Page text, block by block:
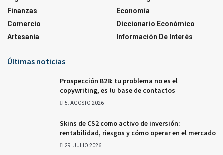
Finanzas
Comercio
Artesanía
Economía
Diccionario Económico
Información De Interés
Últimas noticias
Prospección B2B: tu problema no es el
copywriting, es tu base de contactos
5. AGOSTO 2026
Skins de CS2 como activo de inversión:
rentabilidad, riesgos y cómo operar en el mercado
29. JULIO 2026